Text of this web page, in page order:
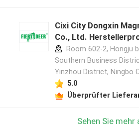
Cixi City Dongxin
Co., Ltd.
Room 602-2, Hongju
Southern Business
Yinzhou District, Ningbo
5.0
Überprüfter
Sehen Sie mehr